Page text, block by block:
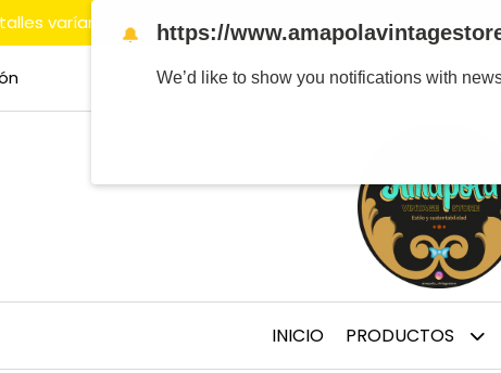
varían mucho entre marcas y/ épocas de
INICIO PRODUCTOS
🔔 https://
We’d like to show you notifications with